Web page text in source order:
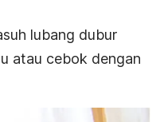
lubang dubur
atau cebok dengan